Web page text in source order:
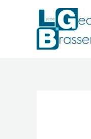
Navigation
des
articles